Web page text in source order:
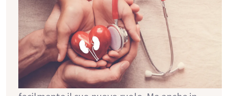
In particolare subito dopo il trapianto,
l'assunzione dei cosiddetti
immunosoppressori è di grande importanza.
Questi farmaci annullano la funzione del
sistema di difesa (=sistema immunitario) e
permettono così al nuovo rene di svolgere